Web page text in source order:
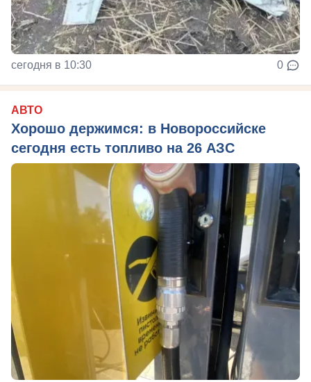
сегодня в 10:30 0
АВТО
Хорошо держимся: в Новороссийске
сегодня есть топливо на 26 АЗС